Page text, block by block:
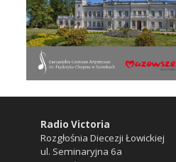
Radio Victoria
Rozgłośnia Diecezji Łowickiej
ul. Seminaryjna 6a